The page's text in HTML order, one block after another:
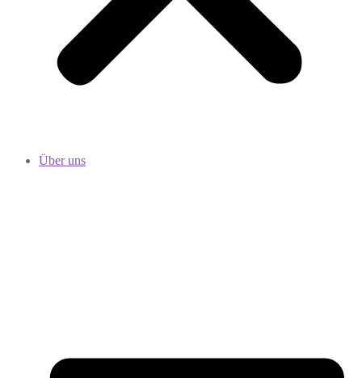
Über uns